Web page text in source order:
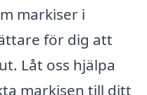
markiser i
för dig att
Låt oss hjälpa
markisen till ditt